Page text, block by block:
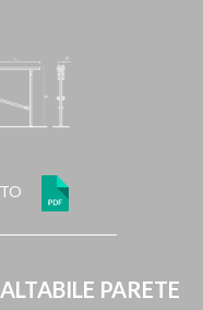
PARETE